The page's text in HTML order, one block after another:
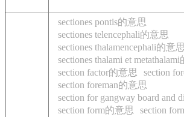
sectiones pontis的意思
sectiones telencephali的意思
sectiones thalamencephali的意思
sectiones thalami et
section factor的意思
section
section foreman的意思
section for gangway board and
section form的意思
section